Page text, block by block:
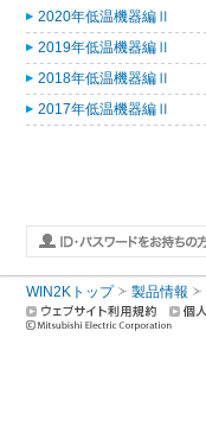
2020年低温機器編Ⅱ
2019年低温機器編Ⅱ
2018年低温機器編Ⅱ
2017年低温機器編Ⅱ
WIN2Kトップ 製品情報